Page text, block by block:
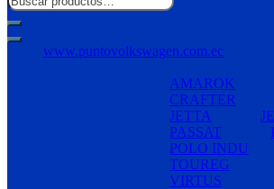
www.puntovolkswagen.com.ec
AMAROK
CRAFTER
JETTA
PASSAT
POLO INDU
TOUREG
VIRTUS